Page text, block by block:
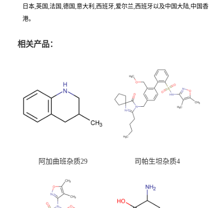
日本,英国,法国,德国,意大利,西班牙,爱尔兰,西班牙以及中国大陆,中国香
港。
相关产品：
阿加曲班杂质29 司帕生坦杂质4